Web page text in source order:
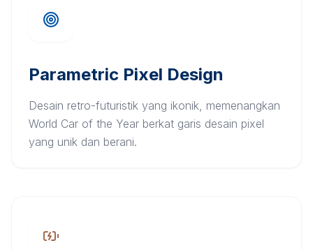
Parametric Pixel Design
Desain retro-futuristik yang ikonik, memenangkan
World Car of the Year berkat garis desain pixel
yang unik dan berani.